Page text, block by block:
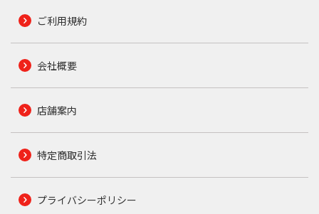
ご利用規約
会社概要
店舗案内
特定商取引法
プライバシーポリシー